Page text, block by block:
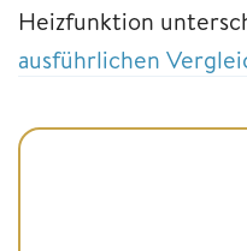
Heizfunktion
ausführlichen